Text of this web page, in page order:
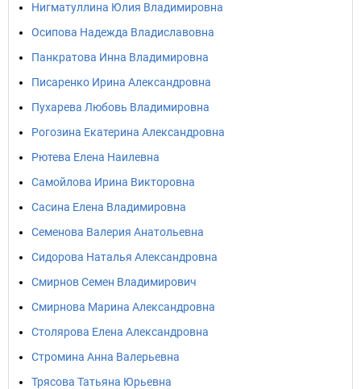
Нигматуллина Юлия Владимировна
Осипова Надежда Владиславовна
Панкратова Инна Владимировна
Писаренко Ирина Александровна
Пухарева Любовь Владимировна
Рогозина Екатерина Александровна
Рютева Елена Наилевна
Самойлова Ирина Викторовна
Сасина Елена Владимировна
Семенова Валерия Анатольевна
Сидорова Наталья Александровна
Смирнов Семен Владимирович
Смирнова Марина Александровна
Столярова Елена Александровна
Стромина Анна Валерьевна
Трясова Татьяна Юрьевна